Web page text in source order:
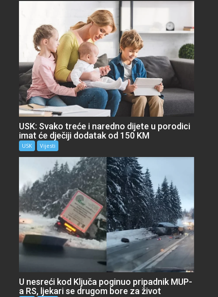
USK: Svako treće i naredno dijete u porodici
imat će dječiji dodatak od 150 KM
USK Vijesti
U nesreći kod Ključa poginuo pripadnik MUP-
a RS, ljekari se drugom bore za život